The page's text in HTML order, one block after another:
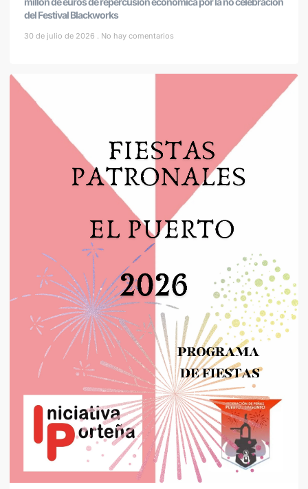
del Festival Blackworks
30 de julio de 2026 No hay comentarios